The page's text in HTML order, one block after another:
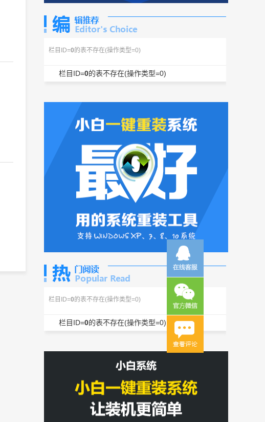
栏目ID=0 的表不存在(操作类型=0)
栏目ID=0的表不存在(操作类型=0)
栏目ID=0 的表不存在(操作类型=0)
栏目ID=0的表不存在(操作类型=0)